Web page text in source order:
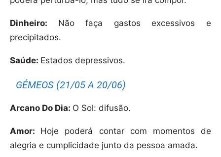
Dinheiro: Não faça gastos excessivos e
precipitados.
Saúde: Estados depressivos.
GÉMEOS (21/05 A 20/06)
Arcano Do Dia: O Sol: difusão.
Amor: Hoje poderá contar com momentos de
alegria e cumplicidade junto da pessoa amada.